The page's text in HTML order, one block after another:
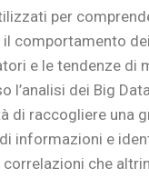
per
il comportamento dei
e le tendenze di
l’analisi dei Big
di raccogliere una
informazioni e
correlazioni che